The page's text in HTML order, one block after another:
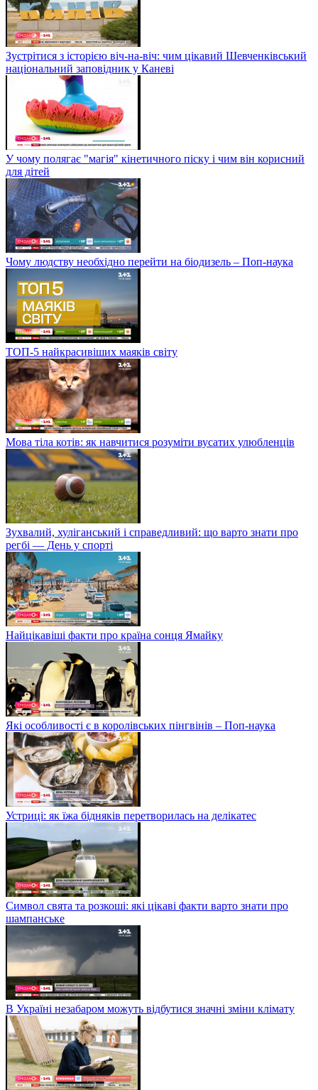
Зустрітися з історією віч-на-віч: чим цікавий Шевченківський
національний заповідник у Каневі
У чому полягає "магія" кінетичного піску і чим він корисний
для дітей
Чому людству необхідно перейти на біодизель – Поп-наука
ТОП-5 найкрасивіших маяків світу
Мова тіла котів: як навчитися розуміти вусатих улюбленців
Зухвалий, хуліганський і справедливий: що варто знати про
регбі — День у спорті
Найцікавіші факти про країна сонця Ямайку
Які особливості є в королівських пінгвінів – Поп-наука
Устриці: як їжа бідняків перетворилась на делікатес
Символ свята та розкоші: які цікаві факти варто знати про
шампанське
В Україні незабаром можуть відбутися значні зміни клімату